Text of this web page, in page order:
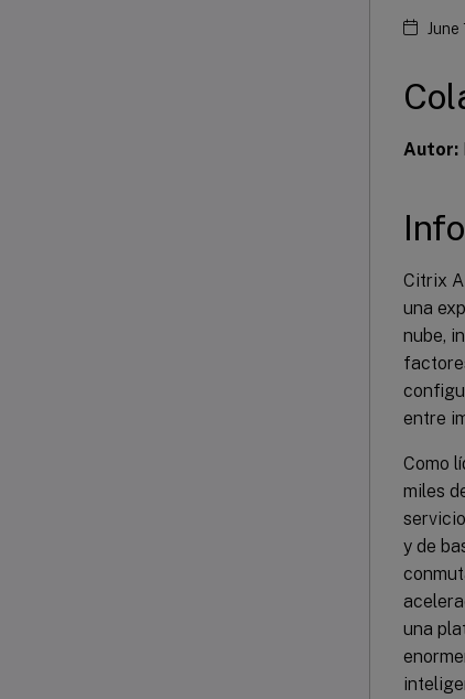
Autor:
Citrix
una
nube,
entre
Como
miles
y de
una